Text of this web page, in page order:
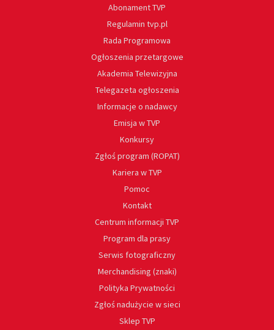
Abonament TVP
Regulamin tvp.pl
Rada Programowa
Ogłoszenia przetargowe
Akademia Telewizyjna
Telegazeta ogłoszenia
Informacje o nadawcy
Emisja w TVP
Konkursy
Zgłoś program (ROPAT)
Kariera w TVP
Pomoc
Kontakt
Centrum informacji TVP
Program dla prasy
Serwis fotograficzny
Merchandising (znaki)
Polityka Prywatności
Zgłoś nadużycie w sieci
Sklep TVP